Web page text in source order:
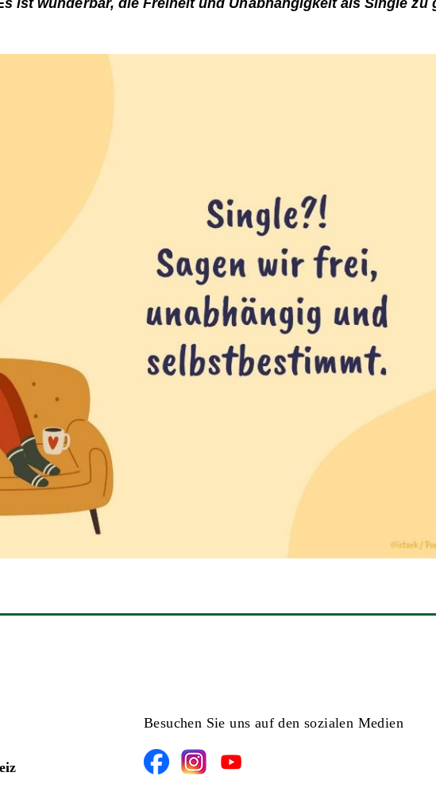
ist wunderbar, die Freiheit und Unabhängigkeit als Single zu
Besuchen Sie uns auf den sozialen Medien